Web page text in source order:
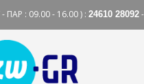
ΠΑΡ : 09.00 - 16.00 ) : 24610 28092 -